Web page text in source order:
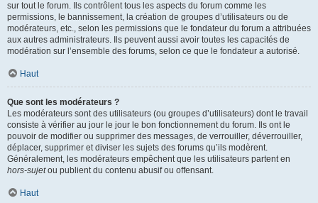
sur tout le forum. Ils contrôlent tous les aspects du forum comme les
permissions, le bannissement, la création de groupes d’utilisateurs ou de
modérateurs, etc., selon les permissions que le fondateur du forum a attribuées
aux autres administrateurs. Ils peuvent aussi avoir toutes les capacités de
modération sur l’ensemble des forums, selon ce que le fondateur a autorisé.
Haut
Que sont les modérateurs ?
Les modérateurs sont des utilisateurs (ou groupes d’utilisateurs) dont le travail
consiste à vérifier au jour le jour le bon fonctionnement du forum. Ils ont le
pouvoir de modifier ou supprimer des messages, de verrouiller, déverrouiller,
déplacer, supprimer et diviser les sujets des forums qu’ils modèrent.
Généralement, les modérateurs empêchent que les utilisateurs partent en
hors-sujetou publient du contenu abusif ou offensant.
Haut